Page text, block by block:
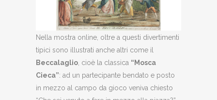
Nella mostra online, oltre a questi divertimenti
tipici sono illustrati anche altri come il
Beccalaglio , cioè la classica “Mosca
Cieca”: ad un partecipante bendato e posto
in mezzo al campo da gioco veniva chiesto